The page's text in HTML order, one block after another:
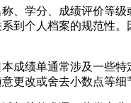
、学分、成绩评价等
个人档案的规范性
成绩单通常涉及一些
更改或舍去小数点等细